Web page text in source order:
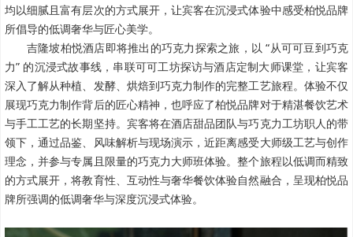
均以细腻且富有层次的方式展开，让宾客在沉浸式体验中感受柏悦品牌
所倡导的低调奢华与匠心美学。
吉隆坡柏悦酒店即将推出的巧克力探索之旅，以 “从可可豆到巧克
力” 的沉浸式故事线，串联可可工坊探访与酒店定制大师课堂，让宾客
深入了解从种植、发酵、烘焙到巧克力制作的完整工艺旅程。体验不仅
展现巧克力制作背后的匠心精神，也呼应了柏悦品牌对于精湛餐饮艺术
与手工工艺的长期坚持。宾客将在酒店甜品团队与巧克力工坊职人的带
领下，通过品鉴、风味解析与现场演示，近距离感受大师级工艺与创作
理念，并参与专属且限量的巧克力大师班体验。整个旅程以低调而精致
的方式展开，将教育性、互动性与奢华餐饮体验自然融合，呈现柏悦品
牌所强调的低调奢华与深度沉浸式体验。